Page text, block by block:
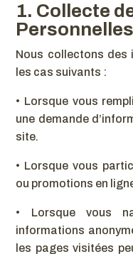
1. Collecte
Personnelles
Nous collectons des
les cas suivants :
• Lorsque vous
une demande
site.
• Lorsque vous
ou promotions en
•
Lorsque vous
informations
les pages visitées